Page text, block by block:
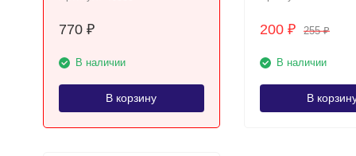
770 ₽
В наличии
В корзину
200 ₽ 255₽
В наличии
В